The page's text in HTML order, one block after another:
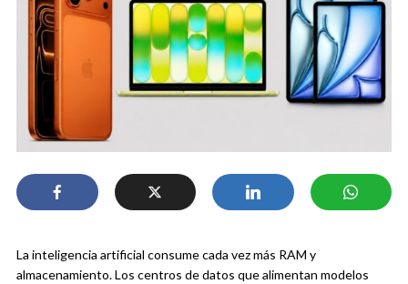
La inteligencia artificial consume cada vez más RAM y
almacenamiento. Los centros de datos que alimentan modelos